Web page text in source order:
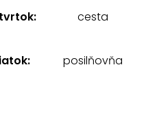
cesta
posilňovňa